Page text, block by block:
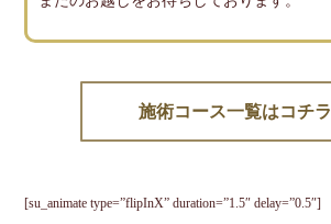
施術コース一覧はコチラ
[su_animate type=”flipInX” duration=”1.5″ delay=”0.5″]